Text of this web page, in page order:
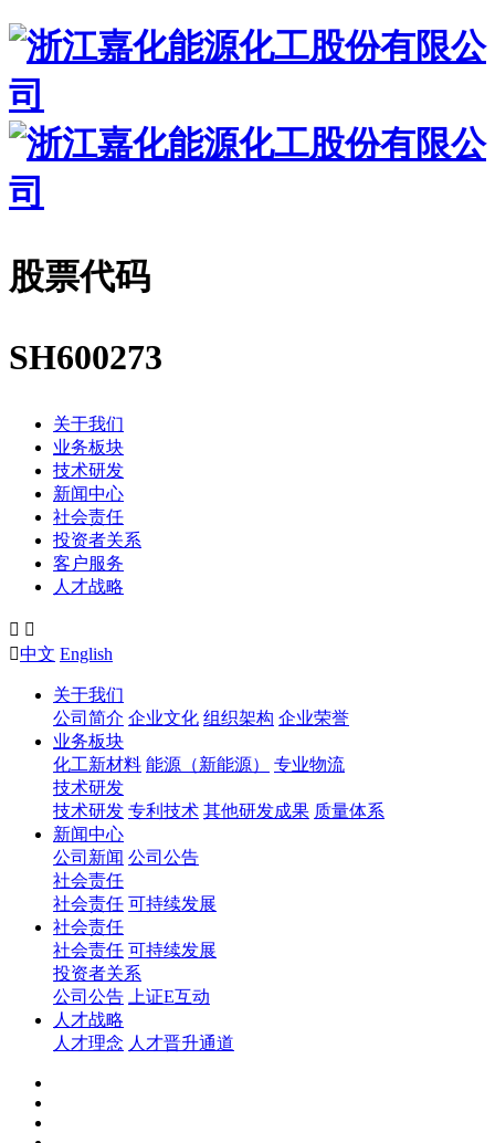
股票代码
SH600273
关于我们
业务板块
技术研发
新闻中心
社会责任
投资者关系
客户服务
人才战略
 
中文 English
关于我们
公司简介 企业文化 组织架构 企业荣誉
业务板块
化工新材料 能源（新能源）
专业物流
技术研发
技术研发 专利技术 其他研发成果 质量体系
新闻中心
公司新闻 公司公告
社会责任
社会责任 可持续发展
社会责任
社会责任 可持续发展
投资者关系
公司公告 上证E互动
人才战略
人才理念 人才晋升通道